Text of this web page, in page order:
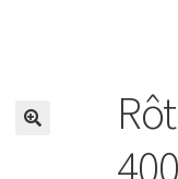
400